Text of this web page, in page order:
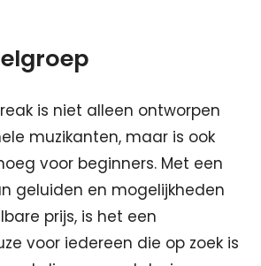
is niet alleen ontworpen
muzikanten, maar is ook
voor beginners. Met een
geluiden en mogelijkheden
prijs, is het een
voor iedereen die op zoek is